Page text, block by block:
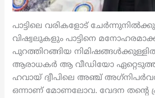
പാട്ടിലെ വരികളോട്
വിഷ്വലുകളും പാട്ടിനെ
പുറത്തിറങ്ങിയ
ആരാധകര്‍ ആ വീഡിയോ
ഹവായ് ദ്വീപിലെ അഞ്ച്
ഒന്നാണ് മോണലോവ. വേദന തന്റെ